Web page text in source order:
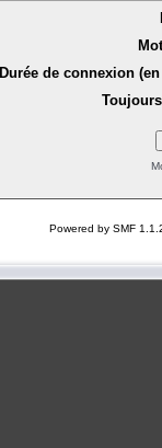
Durée de connexion
Powered by SMF